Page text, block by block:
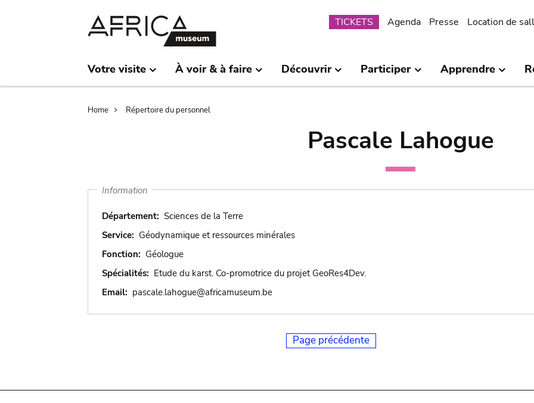
Submenu
TICKETS Agenda Presse Location de
Votre visite À voir & à faire Découvrir Participer Apprendre
Breadcrumb
Home Répertoire du personnel
Pascale Lahogue
Information
Département: Sciences de la Terre
Service: Géodynamique et ressources minérales
Fonction: Géologue
Spécialités: Etude du karst. Co-promotrice du projet GeoRes4Dev.
Email: pascale.lahogue@africamuseum.be
Page précédente